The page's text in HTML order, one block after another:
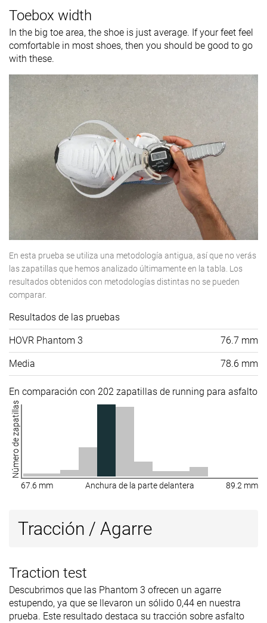
Toebox width
In the big toe area, the shoe is just average. If your feet feel
comfortable in most shoes, then you should be good to go
with these.
En esta prueba se utiliza una metodología antigua, así que no verás
las zapatillas que hemos analizado últimamente en la tabla. Los
resultados obtenidos con metodologías distintas no se pueden
comparar.
Resultados de las pruebas
HOVR Phantom 3 76.7 mm
Media 78.6 mm
En comparación con 202 zapatillas de running para asfalto
Número de zapatillas
67.6 mm Anchura de la parte delantera 89.2 mm
Tracción / Agarre
Traction test
Descubrimos que las Phantom 3 ofrecen un agarre
estupendo, ya que se llevaron un sólido 0,44 en nuestra
prueba. Este resultado destaca su tracción sobre asfalto